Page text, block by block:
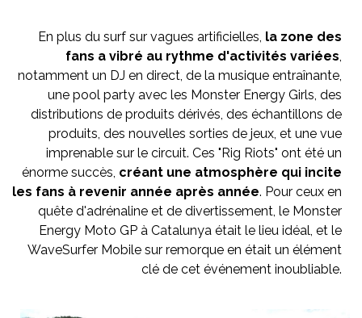
En plus du surf sur vagues artificielles, la zone des
fans a vibré au rythme d'activités variées
notamment un DJ en direct, de la musique entraînante,
une pool party avec les Monster Energy Girls, des
distributions de produits dérivés, des échantillons de
produits, des nouvelles sorties de jeux, et une vue
imprenable sur le circuit. Ces "Rig Riots" ont été un
énorme succès, créant une atmosphère qui incite
les fans à revenir année après année. Pour ceux en
quête d'adrénaline et de divertissement, le Monster
Energy Moto GP à Catalunya était le lieu idéal, et le
WaveSurfer Mobile sur remorque en était un élément
clé de cet événement inoubliable.